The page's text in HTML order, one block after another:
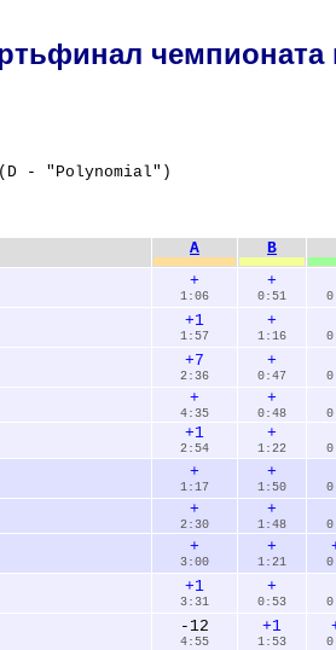
- "Polynomial")
A B
+
1:06
+
0:51
+1
1:57
+
1:16
+7
2:36
+
0:47
+
4:35
+
0:48
+1
2:54
+
1:22
+
1:17
+
1:50
+
2:30
+
1:48
+
3:00
+
1:21
+1
3:31
+
0:53
-12
4:55
+1
1:53